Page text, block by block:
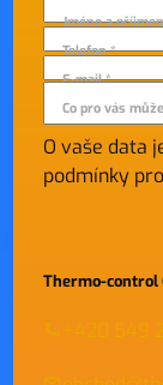
Jméno a
Telefon *
E-mail *
Co pro vás
O vaše data
podmínky pro
Thermo-control